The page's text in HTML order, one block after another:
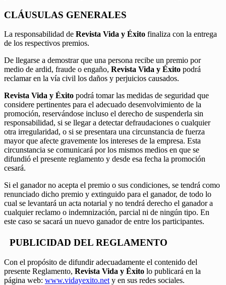
CLÁUSULAS GENERALES
La responsabilidad de Revista Vida y Éxito finaliza con la entrega
de los respectivos premios.
De llegarse a demostrar que una persona recibe un premio por
medio de ardid, fraude o engaño, Revista Vida y Éxito podrá
reclamar en la vía civil los daños y perjuicios causados.
Revista Vida y Éxito podrá tomar las medidas de seguridad que
considere pertinentes para el adecuado desenvolvimiento de la
promoción, reservándose incluso el derecho de suspenderla sin
responsabilidad, si se llegar a detectar defraudaciones o cualquier
otra irregularidad, o si se presentara una circunstancia de fuerza
mayor que afecte gravemente los intereses de la empresa. Esta
circunstancia se comunicará por los mismos medios en que se
difundió el presente reglamento y desde esa fecha la promoción
cesará.
Si el ganador no acepta el premio o sus condiciones, se tendrá como
renunciado dicho premio y extinguido para el ganador, de todo lo
cual se levantará un acta notarial y no tendrá derecho el ganador a
cualquier reclamo o indemnización, parcial ni de ningún tipo. En
este caso se sacará un nuevo ganador de entre los participantes.
PUBLICIDAD DEL REGLAMENTO
Con el propósito de difundir adecuadamente el contenido del
presente Reglamento, Revista Vida y Éxito lo publicará en la
página web: www.vidayexito.net y en sus redes sociales.